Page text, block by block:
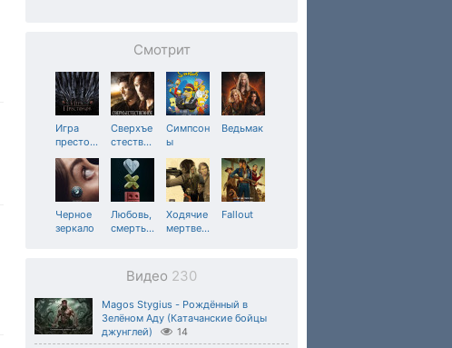
Смотрит
Игра
престо…
Сверхъе
стеств…
Симпсон
ы
Ведьмак
Черное
зеркало
Любовь,
смерть…
Ходячие
мертве…
Fallout
Видео 230
Magos Stygius - Рождённый в
Зелёном Аду (Катачанские бойцы
джунглей)
14